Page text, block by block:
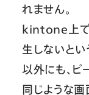
れません。
kintone上で
生しないとい
以外にも、ピ
同じような画